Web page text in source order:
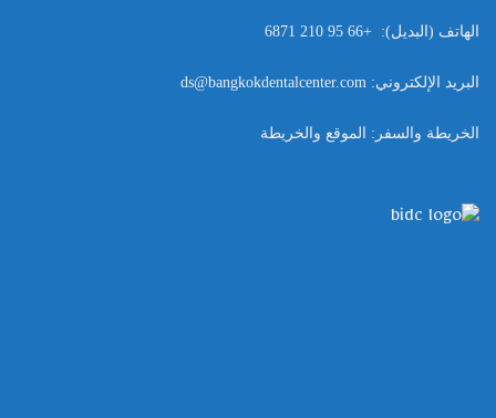
الهاتف (البديل): +66 95 210 6871
البريد الإلكتروني: ds@bangkokdentalcenter.com
الخريطة والسفر : الموقع والخريطة